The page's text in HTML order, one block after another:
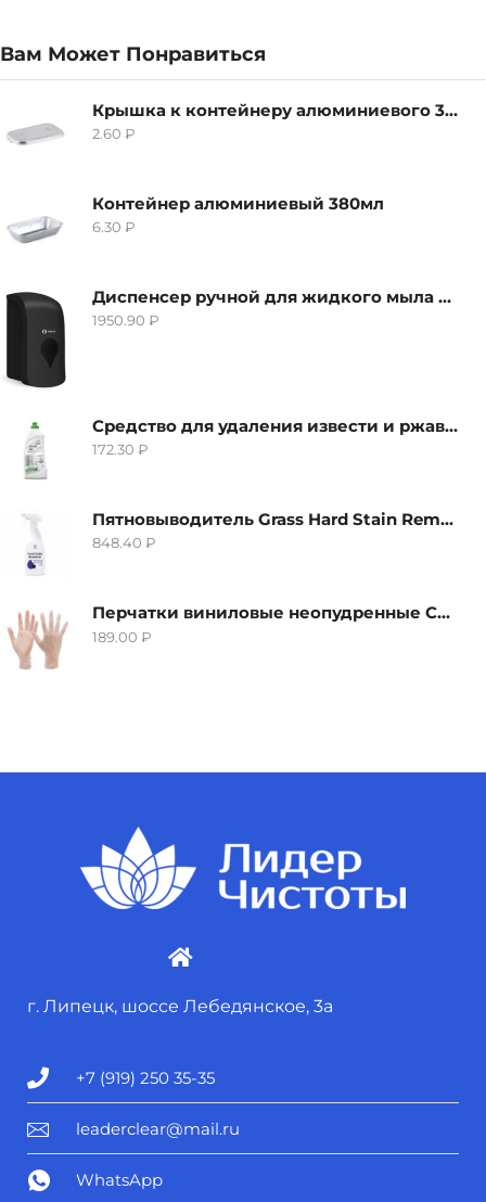
Вам Может Понравиться
Крышка к контейнеру алюминиевого 380мл
2.60 ₽
Контейнер алюминиевый 380мл
6.30 ₽
Диспенсер ручной для жидкого мыла Grass IT-0638, черный
1950.90 ₽
Средство для удаления извести и ржавчины Grass Gloss-Gel, 500мл
172.30 ₽
Пятновыводитель Grass Hard Stain Remover, 600мл
848.40 ₽
Перчатки виниловые неопудренные CTP-BS, размер S
189.00 ₽
г. Липецк, шоссе Лебедянское, 3а
+7 (919) 250 35-35
leaderclear@mail.ru
WhatsApp